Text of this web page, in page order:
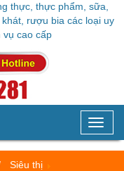
thực, thực phẩm, sữa,
rượu bia các loại uy
vụ cao cấp
Siêu thị